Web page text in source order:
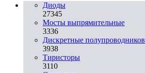
Диоды
27345
Мосты выпрямительные
3336
Дискретные
3938
Тиристоры
3110